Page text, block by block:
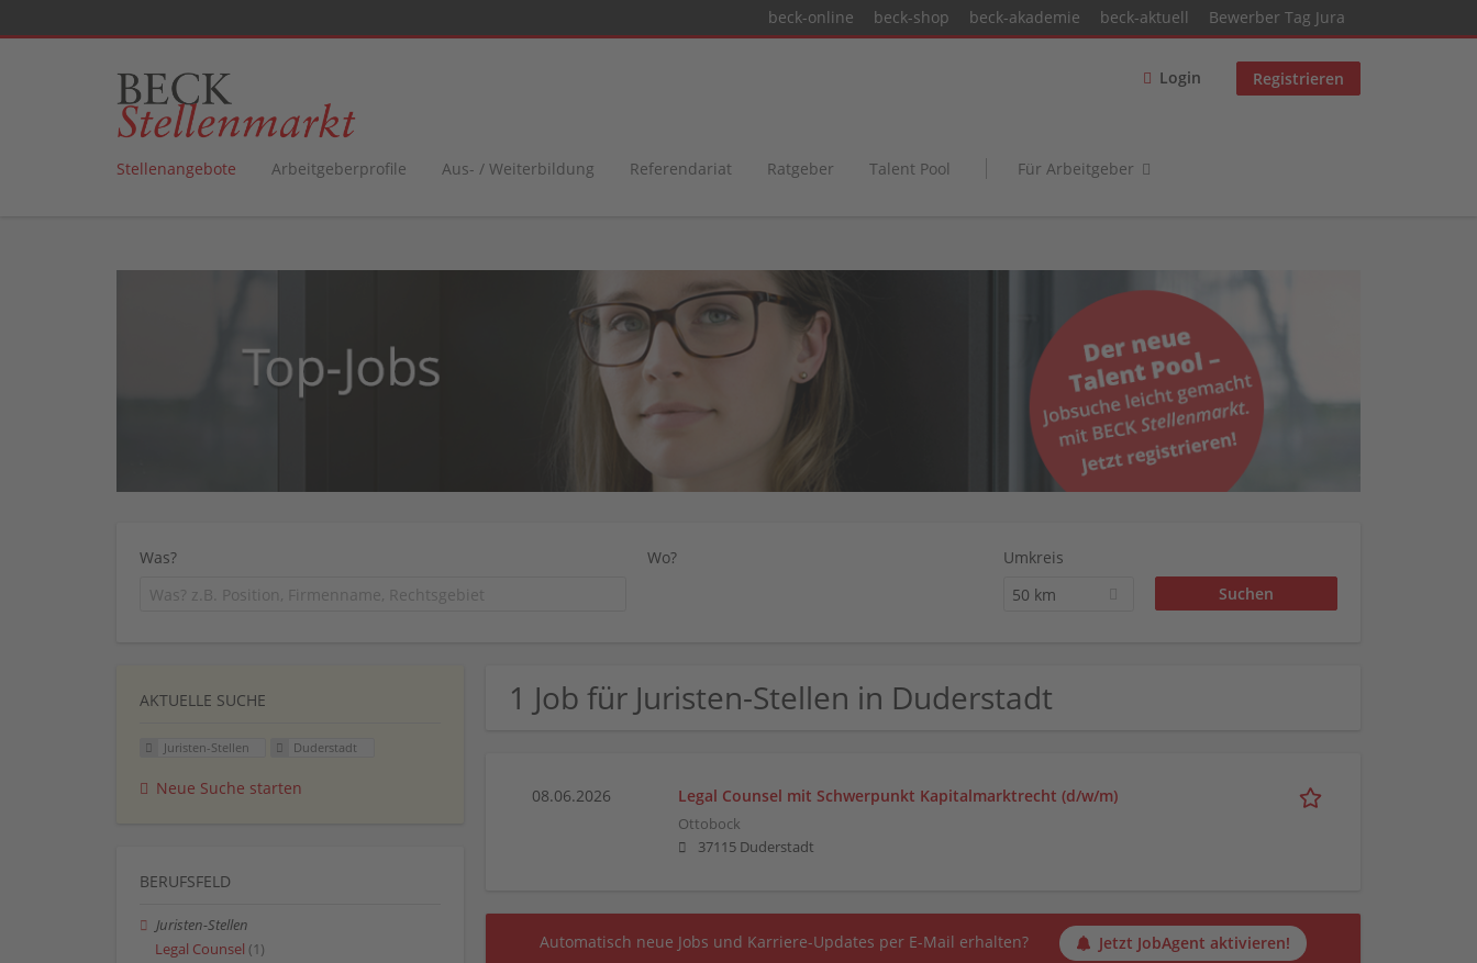
beck-online beck-shop beck-akademie beck-aktuell Bewerber Tag Jura
Login Registrieren
Stellenangebote Arbeitgeberprofile Aus- / Weiterbildung Referendariat Ratgeber Talent Pool Für Arbeitgeber
Was? Wo?
Umkreis
50 km
1 Job für Juristen-Stellen in Duderstadt
08.06.2026 Legal Counsel mit Schwerpunkt Kapitalmarktrecht (d/w/m)
Ottobock
37115 Duderstadt
Automatisch neue Jobs und Karriere-Updates per E-Mail erhalten? Jetzt JobAgent aktivieren!
AKTUELLE SUCHE
Juristen-Stellen Duderstadt
Neue Suche starten
BERUFSFELD
Juristen-Stellen
Legal Counsel (1)